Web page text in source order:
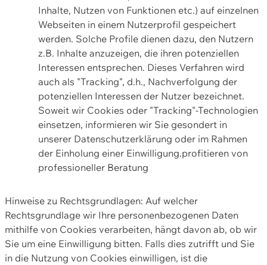
Inhalte, Nutzen von Funktionen etc.) auf einzelnen
Webseiten in einem Nutzerprofil gespeichert
werden. Solche Profile dienen dazu, den Nutzern
z.B. Inhalte anzuzeigen, die ihren potenziellen
Interessen entsprechen. Dieses Verfahren wird
auch als "Tracking", d.h., Nachverfolgung der
potenziellen Interessen der Nutzer bezeichnet.
Soweit wir Cookies oder "Tracking"-Technologien
einsetzen, informieren wir Sie gesondert in
unserer Datenschutzerklärung oder im Rahmen
der Einholung einer Einwilligung.profitieren von
professioneller Beratung
Hinweise zu Rechtsgrundlagen: Auf welcher
Rechtsgrundlage wir Ihre personenbezogenen Daten
mithilfe von Cookies verarbeiten, hängt davon ab, ob wir
Sie um eine Einwilligung bitten. Falls dies zutrifft und Sie
in die Nutzung von Cookies einwilligen, ist die